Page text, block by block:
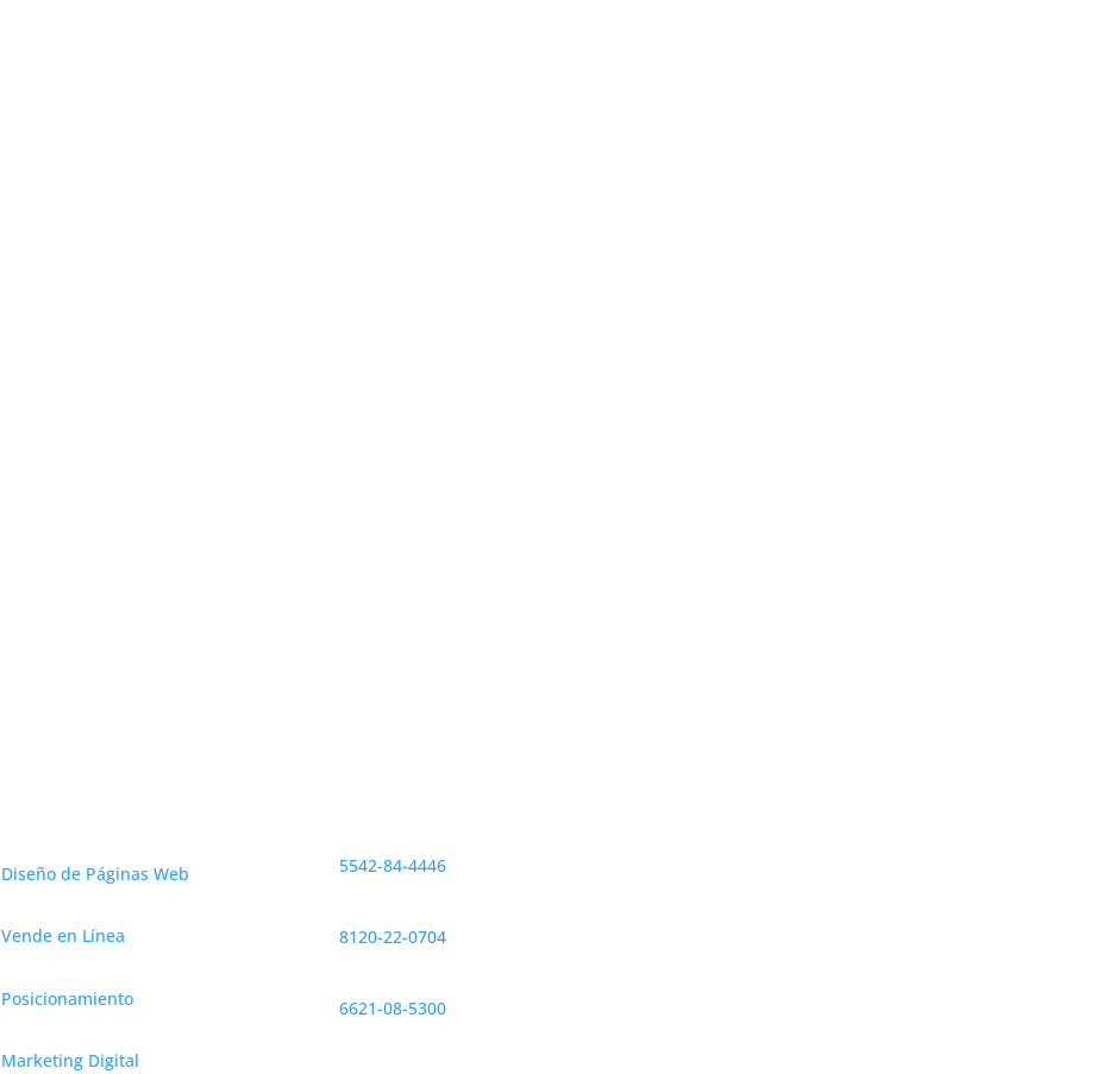
Diseño de Páginas Web
Vende en Línea
Posicionamiento
Marketing Digital
5542-84-4446
8120-22-0704
6621-08-5300